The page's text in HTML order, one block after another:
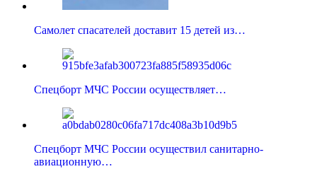
Самолет спасателей доставит 15 детей из…
Спецборт МЧС России осуществляет…
Спецборт МЧС России осуществил санитарно-
авиационную…